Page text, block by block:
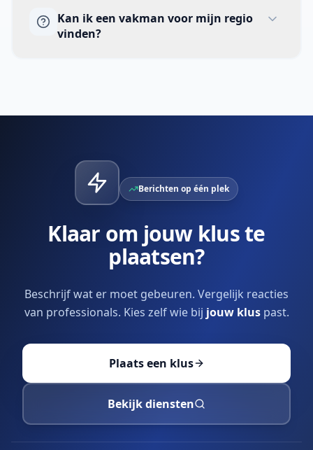
duidelijk kunt plaatsen. Vergelijk daarna
offertes, profielen en ervaring. Via
Kan ik een vakman voor mijn regio
vinden?
het werk plaatsvindt. Zij reageren als de
Berichten op één plek
Klaar om jouw klus te
plaatsen?
Beschrijf wat er moet gebeuren. Vergelijk reacties
van professionals. Kies zelf wie bij jouw kluspast.
Plaats een klus
Bekijk diensten